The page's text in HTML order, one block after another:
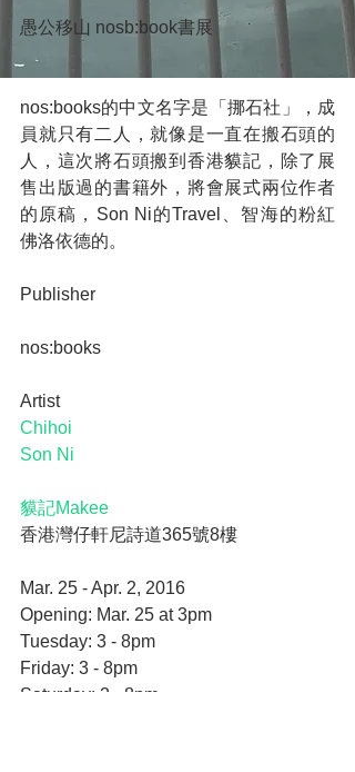
愚公移山 nosb:book書展
nos:books的中文名字是「挪石社」，成
員就只有二人，就像是一直在搬石頭的
人，這次將石頭搬到香港貘記，除了展
售出版過的書籍外，將會展式兩位作者
的原稿，Son Ni的Travel、智海的粉紅
佛洛依德的。
Publisher
nos:books
Artist
Chihoi
Son Ni
貘記Makee
香港灣仔軒尼詩道365號8樓
Mar. 25 - Apr. 2, 2016
Opening: Mar. 25 at 3pm
Tuesday: 3 - 8pm
Friday: 3 - 8pm
Saturday: 2 - 8pm